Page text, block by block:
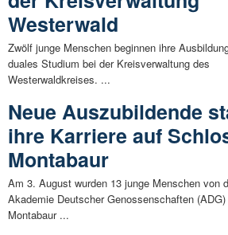
Westerwald
Zwölf junge Menschen beginnen ihre
duales Studium bei der Kreisverwaltung des
Westerwaldkreises. ...
Neue Auszubildende
ihre Karriere auf
Montabaur
Am 3. August wurden 13 junge Menschen von
Akademie Deutscher Genossenschaften
Montabaur ...